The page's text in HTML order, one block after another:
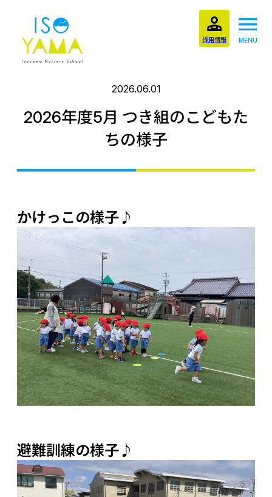
MENU
採用情報
2026.06.01
2026年度5月 つき組のこどもた
ちの様子
かけっこの様子♪
避難訓練の様子♪